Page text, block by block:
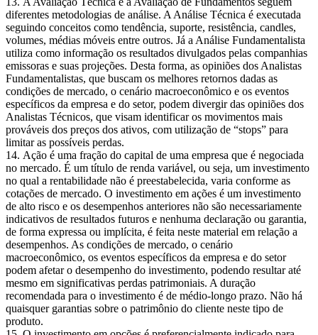
diferentes metodologias de análise. A Análise Técnica é executada
seguindo conceitos como tendência, suporte, resistência, candles,
volumes, médias móveis entre outros. Já a Análise Fundamentalista
utiliza como informação os resultados divulgados pelas companhias
emissoras e suas projeções. Desta forma, as opiniões dos Analistas
Fundamentalistas, que buscam os melhores retornos dadas as
condições de mercado, o cenário macroeconômico e os eventos
específicos da empresa e do setor, podem divergir das opiniões dos
Analistas Técnicos, que visam identificar os movimentos mais
prováveis dos preços dos ativos, com utilização de “stops” para
limitar as possíveis perdas.
Ação é uma fração do capital de uma empresa que é negociada
no mercado. É um título de renda variável, ou seja, um investimento
no qual a rentabilidade não é preestabelecida, varia conforme as
cotações de mercado. O investimento em ações é um investimento
de alto risco e os desempenhos anteriores não são necessariamente
indicativos de resultados futuros e nenhuma declaração ou garantia,
de forma expressa ou implícita, é feita neste material em relação a
desempenhos. As condições de mercado, o cenário
macroeconômico, os eventos específicos da empresa e do setor
podem afetar o desempenho do investimento, podendo resultar até
mesmo em significativas perdas patrimoniais. A duração
recomendada para o investimento é de médio-longo prazo. Não há
quaisquer garantias sobre o patrimônio do cliente neste tipo de
produto.